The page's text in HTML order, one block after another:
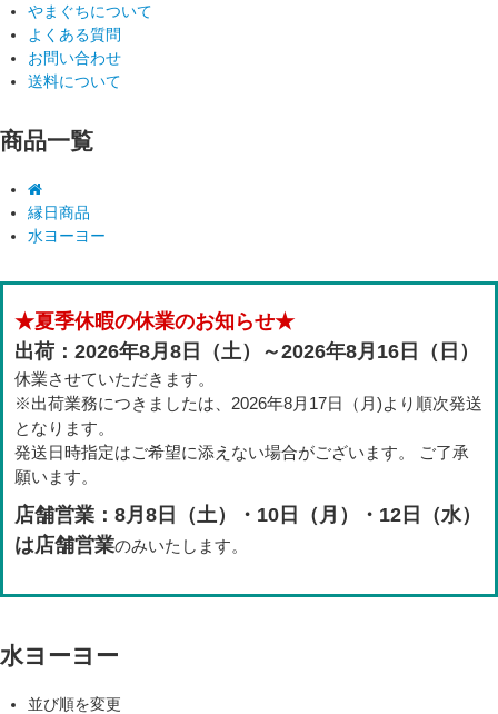
やまぐちについて
よくある質問
お問い合わせ
送料について
商品一覧
縁日商品
水ヨーヨー
★夏季休暇の休業のお知らせ★
出荷：2026年8月8日（土）～2026年8月16日（日）
休業させていただきます。
※出荷業務につきましたは、2026年8月17日（月)より順次発送
となります。
発送日時指定はご希望に添えない場合がございます。 ご了承
願います。
店舗営業：8月8日（土）・10日（月）・12日（水）
は店舗営業のみいたします。
水ヨーヨー
並び順を変更